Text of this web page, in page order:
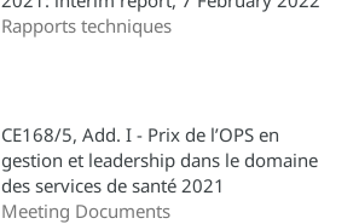
Rapports techniques
CE168/5, Add. I - Prix de l’OPS en
gestion et leadership dans le domaine
des services de santé 2021
Meeting Documents